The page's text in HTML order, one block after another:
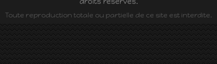
Toute reproduction totale ou partielle de ce site est interdite.